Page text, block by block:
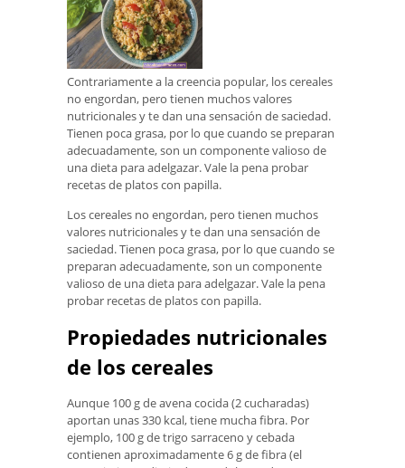
Contrariamente a la creencia popular, los cereales
no engordan, pero tienen muchos valores
nutricionales y te dan una sensación de saciedad.
Tienen poca grasa, por lo que cuando se preparan
adecuadamente, son un componente valioso de
una dieta para adelgazar. Vale la pena probar
recetas de platos con papilla.
Los cereales no engordan, pero tienen muchos
valores nutricionales y te dan una sensación de
saciedad. Tienen poca grasa, por lo que cuando se
preparan adecuadamente, son un componente
valioso de una dieta para adelgazar. Vale la pena
probar recetas de platos con papilla.
Propiedades nutricionales
de los cereales
Aunque 100 g de avena cocida (2 cucharadas)
aportan unas 330 kcal, tiene mucha fibra. Por
ejemplo, 100 g de trigo sarraceno y cebada
contienen aproximadamente 6 g de fibra (el